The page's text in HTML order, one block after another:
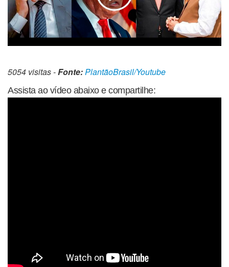
5054 visitas -Fonte:PlantãoBrasil/Youtube
Assista ao vídeo abaixo e compartilhe: